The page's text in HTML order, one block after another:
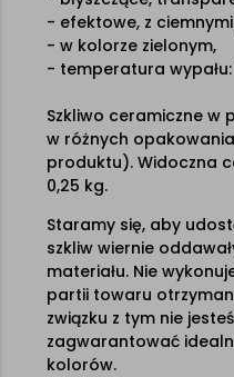
- efektowe, z
- w kolorze zielonym,
- temperatura wypału:
Szkliwo ceramiczne w
w różnych
produktu). Widoczna
0,25 kg.
Staramy się, aby
szkliw wiernie
materiału. Nie
partii towaru
związku z tym nie
zagwarantować
kolorów.